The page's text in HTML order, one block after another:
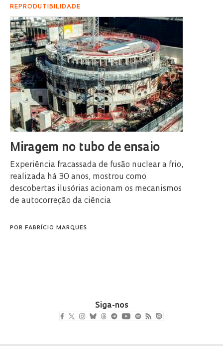
REPRODUTIBILIDADE
Miragem no tubo de ensaio
Experiência fracassada de fusão nuclear a frio,
realizada há 30 anos, mostrou como
descobertas ilusórias acionam os mecanismos
de autocorreção da ciência
POR FABRÍCIO MARQUES
Siga-nos